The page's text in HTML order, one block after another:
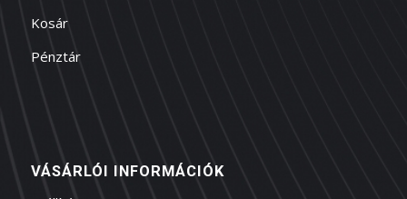
Kosár
Pénztár
VÁSÁRLÓI INFORMÁCIÓK